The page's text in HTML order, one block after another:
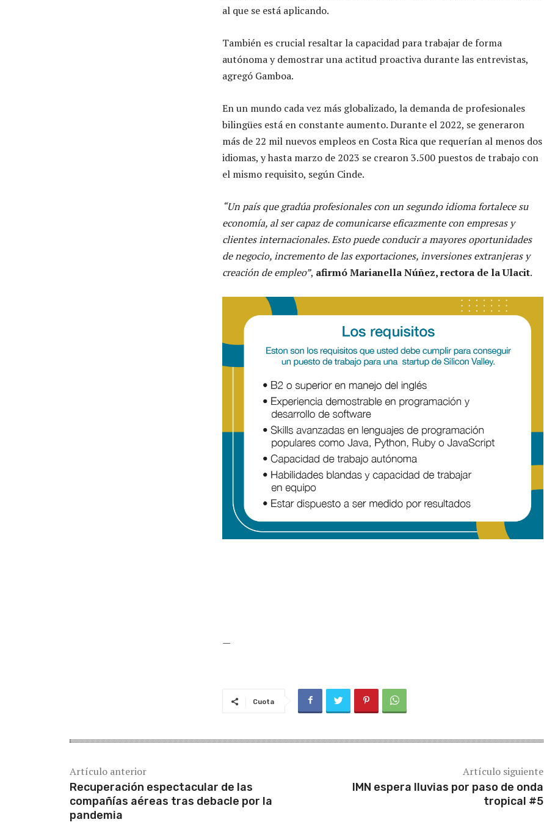
al que se está aplicando.
También es crucial resaltar la capacidad para trabajar de forma
autónoma y demostrar una actitud proactiva durante las entrevistas,
agregó Gamboa.
En un mundo cada vez más globalizado, la demanda de profesionales
bilingües está en constante aumento. Durante el 2022, se generaron
más de 22 mil nuevos empleos en Costa Rica que requerían al menos dos
idiomas, y hasta marzo de 2023 se crearon 3.500 puestos de trabajo con
el mismo requisito, según Cinde.
“Un país que gradúa profesionales con un segundo idioma fortalece su
economía, al ser capaz de comunicarse eficazmente con empresas y
clientes internacionales. Esto puede conducir a mayores oportunidades
de negocio, incremento de las exportaciones, inversiones extranjeras y
creación de empleo”, afirmó Marianella Núñez, rectora de la Ulacit.
—
Cuota
Artículo anterior
Recuperación espectacular de las
compañías aéreas tras debacle por la
pandemia
Artículo siguiente
IMN espera lluvias por paso de onda
tropical #5